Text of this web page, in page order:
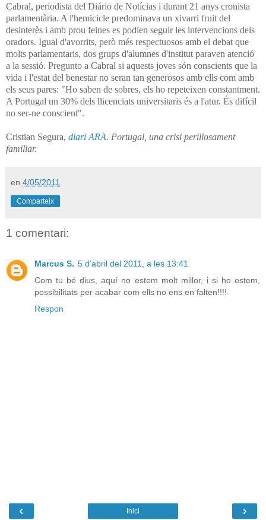
Cabral, periodista del Diário de Notícias i durant 21 anys cronista
parlamentària. A l'hemicicle predominava un xivarri fruit del
desinterès i amb prou feines es podien seguir les intervencions dels
oradors. Igual d'avorrits, però més respectuosos amb el debat que
molts parlamentaris, dos grups d'alumnes d'institut paraven atenció
a la sessió. Pregunto a Cabral si aquests joves són conscients que la
vida i l'estat del benestar no seran tan generosos amb ells com amb
els seus pares: "Ho saben de sobres, els ho repeteixen constantment.
A Portugal un 30% dels llicenciats universitaris és a l'atur. És difícil
no ser-ne conscient".
Cristian Segura, diari ARA. Portugal, una crisi perillosament
familiar.
en 4/05/2011
Comparteix
1 comentari:
Marcus S. 5 d’abril del 2011, a les 13:41
Com tu bé dius, aquí no estem molt millor, i si ho estem,
possibilitats per acabar com ells no ens en falten!!!!
Respon
‹ ›
Inici